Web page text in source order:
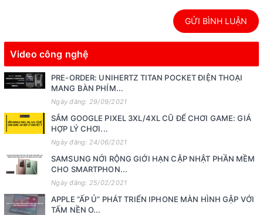
GỬI BÌNH LUẬN
Video công nghệ
PRE-ORDER: UNIHERTZ TITAN POCKET ĐIỆN THOẠI
MANG BÀN PHÍM...
Ngày đăng: 29/09/2021
SẮM GOOGLE PIXEL 3XL/4XL CŨ ĐỂ CHƠI GAME: GIÁ
HỢP LÝ CHƠI...
Ngày đăng: 24/06/2021
SAMSUNG NỚI RỘNG GIỚI HẠN CẬP NHẬT PHẦN MỀM
CHO SMARTPHON...
Ngày đăng: 25/02/2021
APPLE “ẤP Ủ” PHÁT TRIỂN IPHONE MÀN HÌNH GẬP VỚI
TẤM NỀN O...